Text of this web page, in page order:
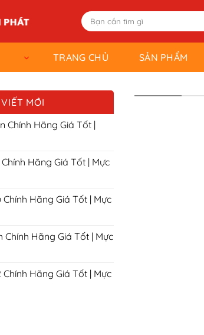
Tìm
kiếm:
TRANG CHỦ SẢN PHẨM
MỚI
Chính Hãng Giá Tốt |
Hãng Giá Tốt | Mực
Hãng Giá Tốt | Mực
Chính Hãng Giá Tốt | Mực
Chính Hãng Giá Tốt | Mực